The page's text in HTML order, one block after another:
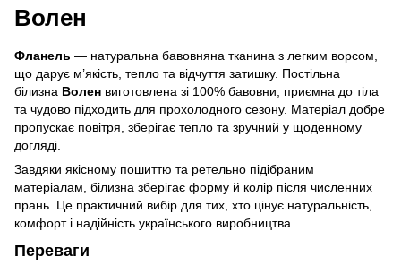
Волен
Фланель — натуральна бавовняна тканина з легким ворсом,
що дарує м’якість, тепло та відчуття затишку. Постільна
білизна Волен виготовлена зі 100% бавовни, приємна до тіла
та чудово підходить для прохолодного сезону. Матеріал добре
пропускає повітря, зберігає тепло та зручний у щоденному
догляді.
Завдяки якісному пошиттю та ретельно підібраним
матеріалам, білизна зберігає форму й колір після численних
прань. Це практичний вибір для тих, хто цінує натуральність,
комфорт і надійність українського виробництва.
Переваги